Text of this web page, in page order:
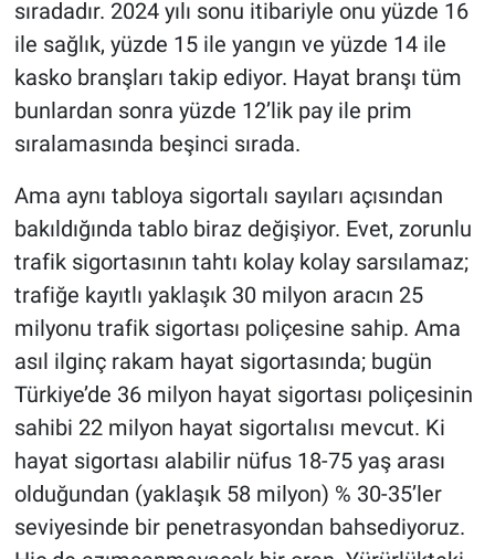
sıradadır. 2024 yılı sonu itibariyle onu yüzde 16
ile sağlık, yüzde 15 ile yangın ve yüzde 14 ile
kasko branşları takip ediyor. Hayat branşı tüm
bunlardan sonra yüzde 12’lik pay ile prim
sıralamasında beşinci sırada.
Ama aynı tabloya sigortalı sayıları açısından
bakıldığında tablo biraz değişiyor. Evet, zorunlu
trafik sigortasının tahtı kolay kolay sarsılamaz;
trafiğe kayıtlı yaklaşık 30 milyon aracın 25
milyonu trafik sigortası poliçesine sahip. Ama
asıl ilginç rakam hayat sigortasında; bugün
Türkiye’de 36 milyon hayat sigortası poliçesinin
sahibi 22 milyon hayat sigortalısı mevcut. Ki
hayat sigortası alabilir nüfus 18-75 yaş arası
olduğundan (yaklaşık 58 milyon) % 30-35’ler
seviyesinde bir penetrasyondan bahsediyoruz.